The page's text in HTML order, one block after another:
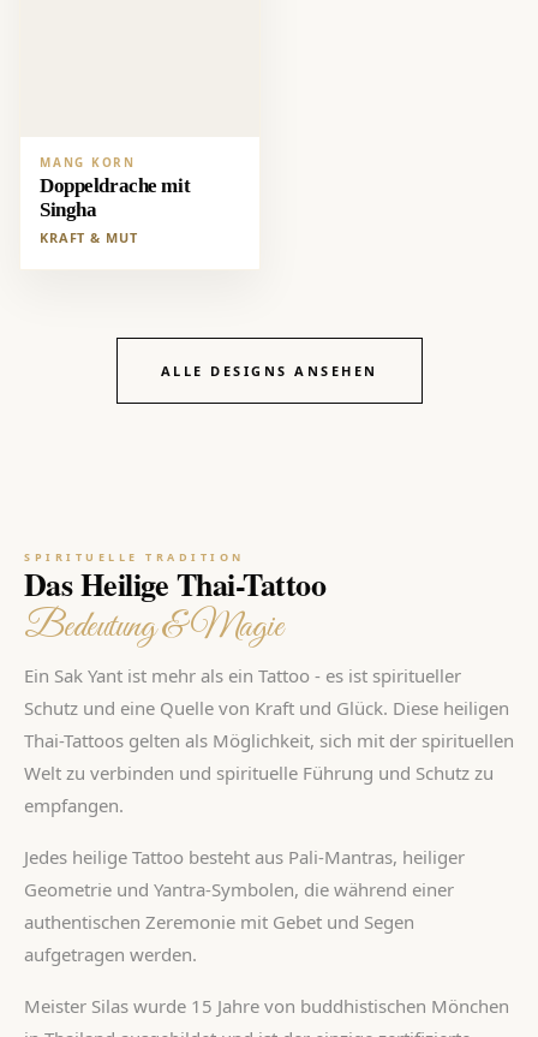
MANG KORN
Doppeldrache mit
Singha
KRAFT & MUT
ALLE DESIGNS ANSEHEN
SPIRITUELLE TRADITION
Das Heilige Thai-Tattoo
Bedeutung & Magie
Ein Sak Yant ist mehr als ein Tattoo - es ist spiritueller
Schutz und eine Quelle von Kraft und Glück. Diese heiligen
Thai-Tattoos gelten als Möglichkeit, sich mit der spirituellen
Welt zu verbinden und spirituelle Führung und Schutz zu
empfangen.
Jedes heilige Tattoo besteht aus Pali-Mantras, heiliger
Geometrie und Yantra-Symbolen, die während einer
authentischen Zeremonie mit Gebet und Segen
aufgetragen werden.
Meister Silas wurde 15 Jahre von buddhistischen Mönchen